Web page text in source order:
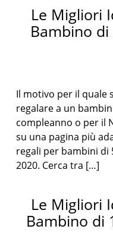
Le Migliori
Bambino di
Il motivo per il quale
regalare a un
compleanno o per il
su una pagina più
regali per bambini di
2020. Cerca tra […]
Le Migliori
Bambino di